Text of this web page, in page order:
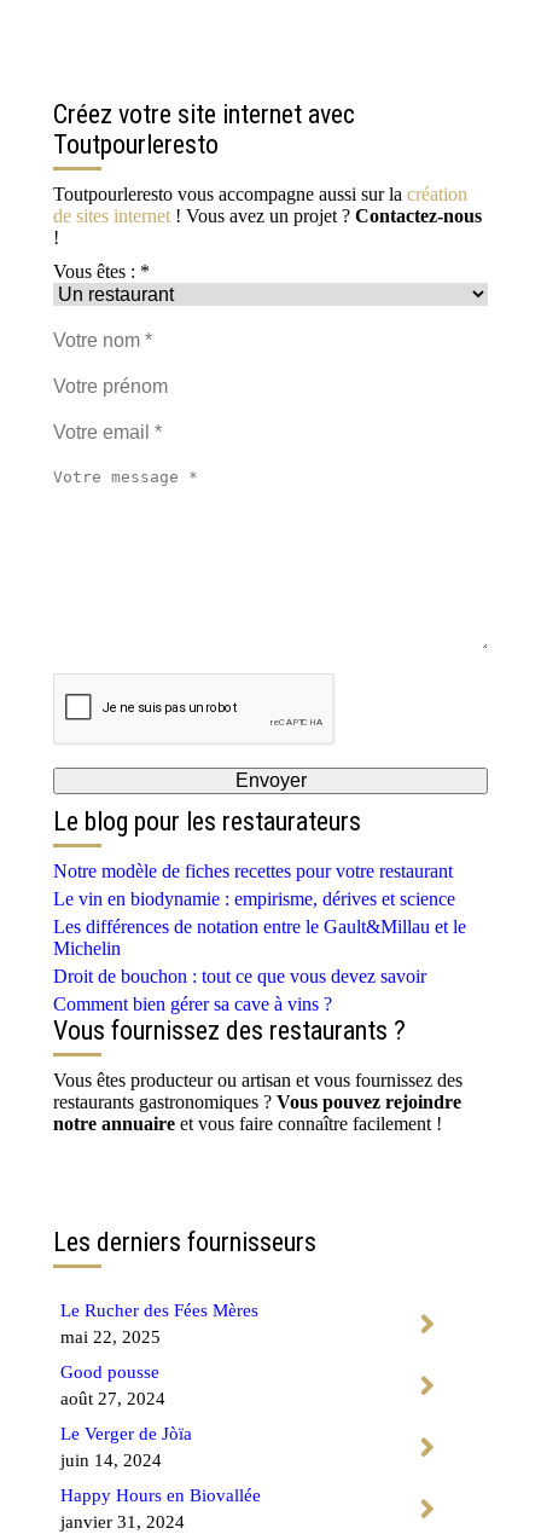
Créez votre site internet avec
Toutpourleresto
Toutpourleresto vous accompagne aussi sur la création
de sites internet ! Vous avez un projet ? Contactez-nous
!
Vous êtes : *
Le blog pour les restaurateurs
Notre modèle de fiches recettes pour votre restaurant
Le vin en biodynamie : empirisme, dérives et science
Les différences de notation entre le Gault&Millau et le
Michelin
Droit de bouchon : tout ce que vous devez savoir
Comment bien gérer sa cave à vins ?
Vous fournissez des restaurants ?
Vous êtes producteur ou artisan et vous fournissez des
restaurants gastronomiques ? Vous pouvez rejoindre
notre annuaire et vous faire connaître facilement !
Les derniers fournisseurs
Le Rucher des Fées Mères
mai 22, 2025
Good pousse
août 27, 2024
Le Verger de Jòïa
juin 14, 2024
Happy Hours en Biovallée
janvier 31, 2024